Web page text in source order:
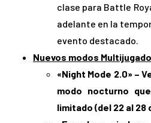
clase para Battle
adelante en la
evento destacado.
Nuevos modos
«Night Mode 2.0» –
modo nocturno
limitado (del 22 al 28